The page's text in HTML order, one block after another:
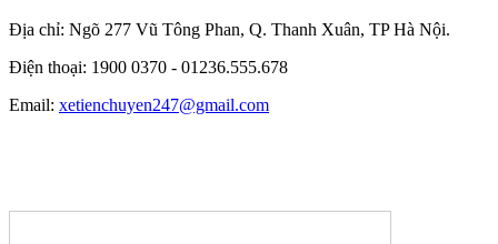
Địa chỉ: Ngõ 277 Vũ Tông Phan, Q. Thanh Xuân, TP Hà Nội.
Điện thoại: 1900 0370 - 01236.555.678
Email: xetienchuyen247@gmail.com